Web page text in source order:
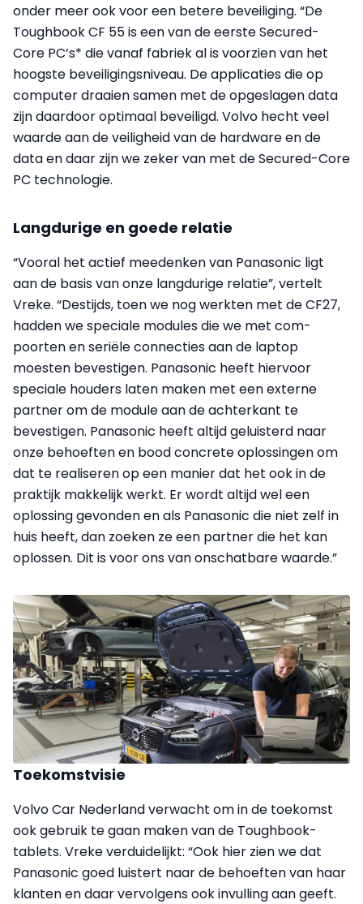
onder meer ook voor een betere beveiliging. “De
Toughbook CF 55 is een van de eerste Secured-
Core PC’s* die vanaf fabriek al is voorzien van het
hoogste beveiligingsniveau. De applicaties die op
computer draaien samen met de opgeslagen data
zijn daardoor optimaal beveiligd. Volvo hecht veel
waarde aan de veiligheid van de hardware en de
data en daar zijn we zeker van met de Secured-Core
PC technologie.
Langdurige en goede relatie
“Vooral het actief meedenken van Panasonic ligt
aan de basis van onze langdurige relatie”, vertelt
Vreke. “Destijds, toen we nog werkten met de CF27,
hadden we speciale modules die we met com-
poorten en seriële connecties aan de laptop
moesten bevestigen. Panasonic heeft hiervoor
speciale houders laten maken met een externe
partner om de module aan de achterkant te
bevestigen. Panasonic heeft altijd geluisterd naar
onze behoeften en bood concrete oplossingen om
dat te realiseren op een manier dat het ook in de
praktijk makkelijk werkt. Er wordt altijd wel een
oplossing gevonden en als Panasonic die niet zelf in
huis heeft, dan zoeken ze een partner die het kan
oplossen. Dit is voor ons van onschatbare waarde.”
Toekomstvisie
Volvo Car Nederland verwacht om in de toekomst
ook gebruik te gaan maken van de Toughbook-
tablets. Vreke verduidelijkt: “Ook hier zien we dat
Panasonic goed luistert naar de behoeften van haar
klanten en daar vervolgens ook invulling aan geeft.